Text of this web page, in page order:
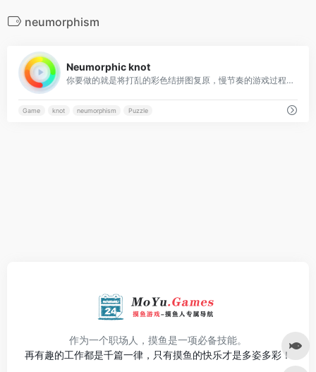
neumorphism
Neumorphic knot
你要做的就是将打乱的彩色结拼图复原，慢节奏的游戏过程，实乃摸鱼必备！
Game knot neumorphism Puzzle
作为一个职场人，摸鱼是一项必备技能。
再有趣的工作都是千篇一律，只有摸鱼的快乐才是多姿多彩！